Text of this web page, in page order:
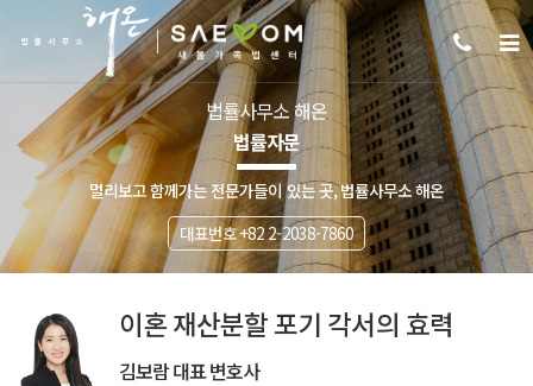
법률사무소 해온
법률자문
멀리보고 함께가는 전문가들이 있는 곳, 법률사무소 해온
대표번호 +82 2-2038-7860
이혼 재산분할 포기 각서의 효력
김보람 대표 변호사